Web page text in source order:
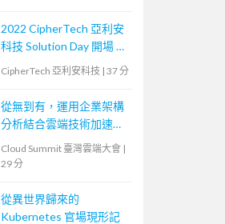
2022 CipherTech 亞利安
科技 Solution Day 開場 &
議程 - 如何做好資料庫安
診為例
CipherTech 亞利安科技 | 37 分
從無到有，運用企業架構
分析結合雲端技術加速業
Cloud Summit 臺灣雲端大會 |
29 分
從異世界歸來的
Kubernetes 官場現形記